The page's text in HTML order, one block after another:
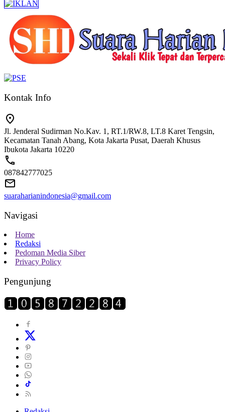
Kontak Info
Jl. Jenderal Sudirman No.Kav. 1, RT.1/RW.8, LT.8 Karet Tengsin,
Kecamatan Tanah Abang, Kota Jakarta Pusat, Daerah Khusus
Ibukota Jakarta 10220
087842777025
suaraharianindonesia@gmail.com
Navigasi
Home
Redaksi
Pedoman Media Siber
Privacy Policy
Pengunjung